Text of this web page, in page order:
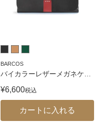
BARCOS
バイカラーレザーメガネケ
¥6,600税込
カートに入れる